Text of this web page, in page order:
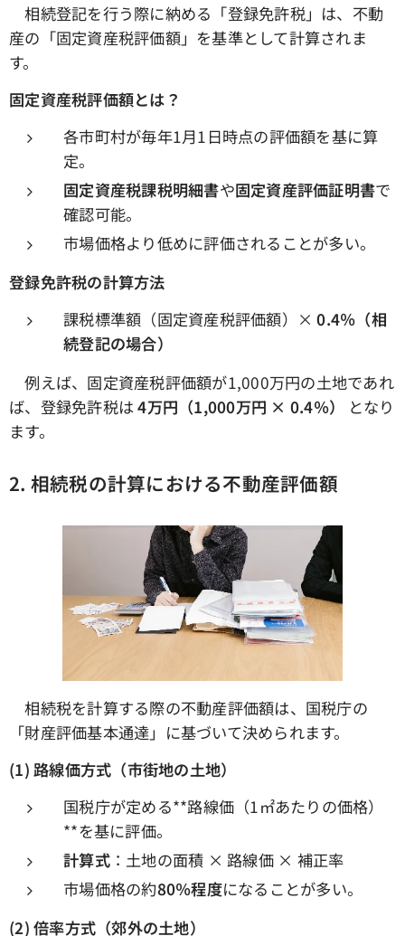
相続登記を行う際に納める「登録免許税」は、不動
産の「固定資産税評価額」を基準として計算されま
す。
固定資産税評価額とは？
各市町村が毎年1月1日時点の評価額を基に算
定。
固定資産税課税明細書や固定資産評価証明書で
確認可能。
市場価格より低めに評価されることが多い。
登録免許税の計算方法
課税標準額（固定資産税評価額）×0.4％（相
続登記の場合）
例えば、固定資産税評価額が1,000万円の土地であれ
ば、登録免許税は4万円（1,000万円 × 0.4％）
となり
ます。
2. 相続税の計算における不動産評価額
相続税を計算する際の不動産評価額は、国税庁の
「財産評価基本通達」に基づいて決められます。
(1) 路線価方式（市街地の土地）
国税庁が定める**路線価（1㎡あたりの価格）
**を基に評価。
計算式：土地の面積 × 路線価 × 補正率
市場価格の約80％程度になることが多い。
(2)倍率方式（郊外の土地）